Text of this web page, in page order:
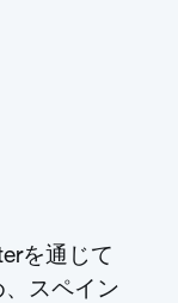
を通じて
スペイン